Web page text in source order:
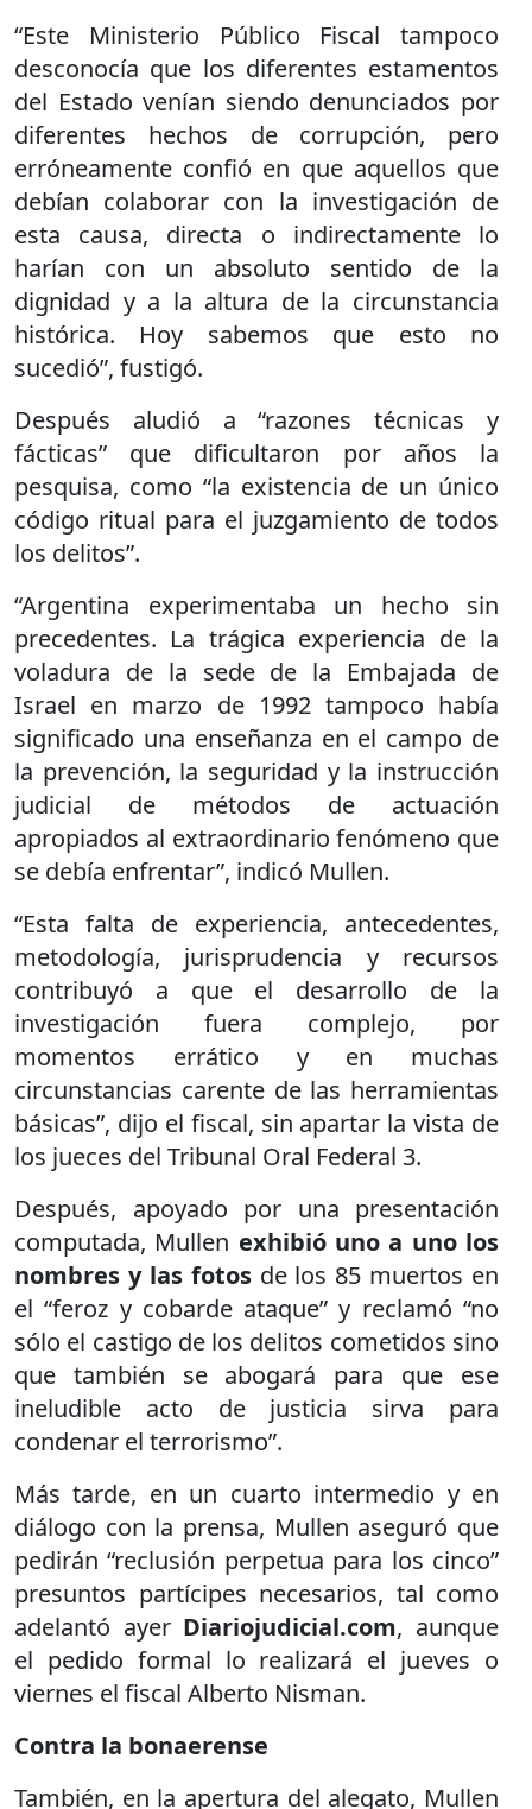
“Este Ministerio Público Fiscal tampoco
desconocía que los diferentes estamentos
del Estado venían siendo denunciados por
diferentes hechos de corrupción, pero
erróneamente confió en que aquellos que
debían colaborar con la investigación de
esta causa, directa o indirectamente lo
harían con un absoluto sentido de la
dignidad y a la altura de la circunstancia
histórica. Hoy sabemos que esto no
sucedió”, fustigó.
Después aludió a “razones técnicas y
fácticas” que dificultaron por años la
pesquisa, como “la existencia de un único
código ritual para el juzgamiento de todos
los delitos”.
“Argentina experimentaba un hecho sin
precedentes. La trágica experiencia de la
voladura de la sede de la Embajada de
Israel en marzo de 1992 tampoco había
significado una enseñanza en el campo de
la prevención, la seguridad y la instrucción
judicial de métodos de actuación
apropiados al extraordinario fenómeno que
se debía enfrentar”, indicó Mullen.
“Esta falta de experiencia, antecedentes,
metodología, jurisprudencia y recursos
contribuyó a que el desarrollo de la
investigación fuera complejo, por
momentos errático y en muchas
circunstancias carente de las herramientas
básicas”, dijo el fiscal, sin apartar la vista de
los jueces del Tribunal Oral Federal 3.
Después, apoyado por una presentación
computada, Mullen exhibió uno a uno los
nombres y las fotosde los 85 muertos en
el “feroz y cobarde ataque” y reclamó “no
sólo el castigo de los delitos cometidos sino
que también se abogará para que ese
ineludible acto de justicia sirva para
condenar el terrorismo”.
Más tarde, en un cuarto intermedio y en
diálogo con la prensa, Mullen aseguró que
pedirán “reclusión perpetua para los cinco”
presuntos partícipes necesarios, tal como
adelantó ayer Diariojudicial.com, aunque
el pedido formal lo realizará el jueves o
viernes el fiscal Alberto Nisman.
Contra la bonaerense
También, en la apertura del alegato, Mullen